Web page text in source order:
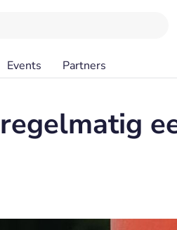
Events Partners